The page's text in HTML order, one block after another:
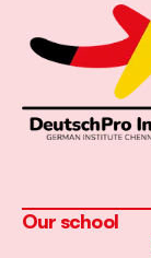
Our school